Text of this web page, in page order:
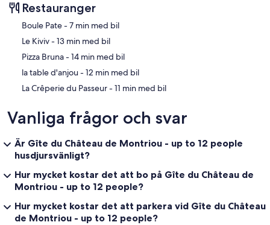
Restauranger
‪Boule Pate - ‬7 min med bil
‪Le Kiviv - ‬13 min med bil
‪Pizza Bruna - ‬14 min med bil
‪la table d'anjou - ‬12 min med bil
‪La Crêperie du Passeur - ‬11 min med bil
Vanliga frågor och svar
Är Gîte du Château de Montriou - up to 12 people
husdjursvänligt?
Hur mycket kostar det att bo på Gîte du Château de
Montriou - up to 12 people?
Hur mycket kostar det att parkera vid Gîte du Château
de Montriou - up to 12 people?